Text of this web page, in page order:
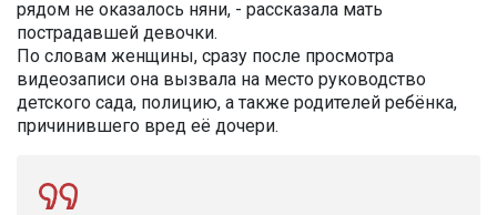
рядом не оказалось няни, - рассказала мать
пострадавшей девочки.
По словам женщины, сразу после просмотра
видеозаписи она вызвала на место руководство
детского сада, полицию, а также родителей ребёнка,
причинившего вред её дочери.